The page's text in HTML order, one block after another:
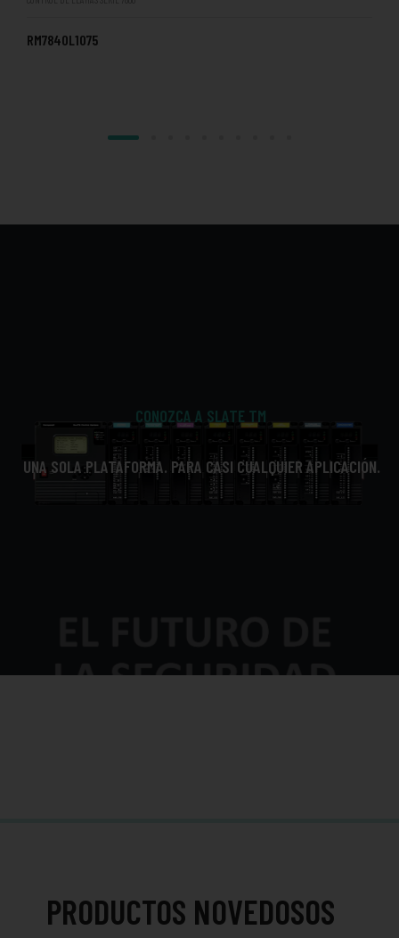
RM7840L1075
CONOZCA A SLATE TM
UNA SOLA PLATAFORMA. PARA CASI CUALQUIER APLICACIÓN.
PRODUCTOS NOVEDOSOS